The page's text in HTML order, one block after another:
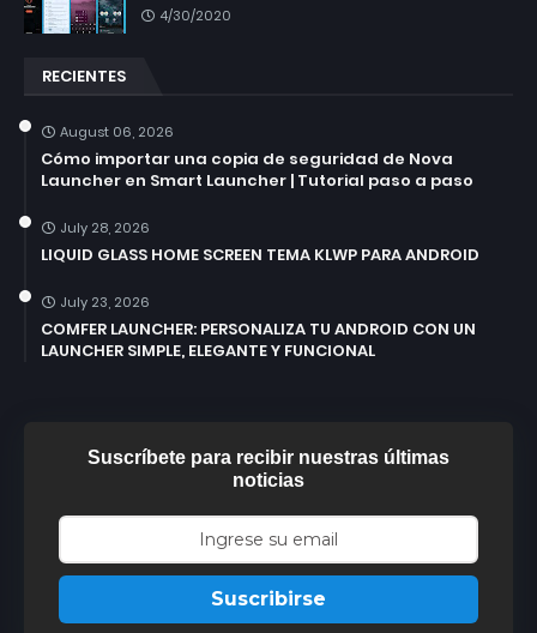
4/30/2020
RECIENTES
August 06, 2026
Cómo importar una copia de seguridad de Nova
Launcher en Smart Launcher | Tutorial paso a paso
July 28, 2026
LIQUID GLASS HOME SCREEN TEMA KLWP PARA ANDROID
July 23, 2026
COMFER LAUNCHER: PERSONALIZA TU ANDROID CON UN
LAUNCHER SIMPLE, ELEGANTE Y FUNCIONAL
Suscríbete para recibir nuestras últimas
noticias
Suscribirse